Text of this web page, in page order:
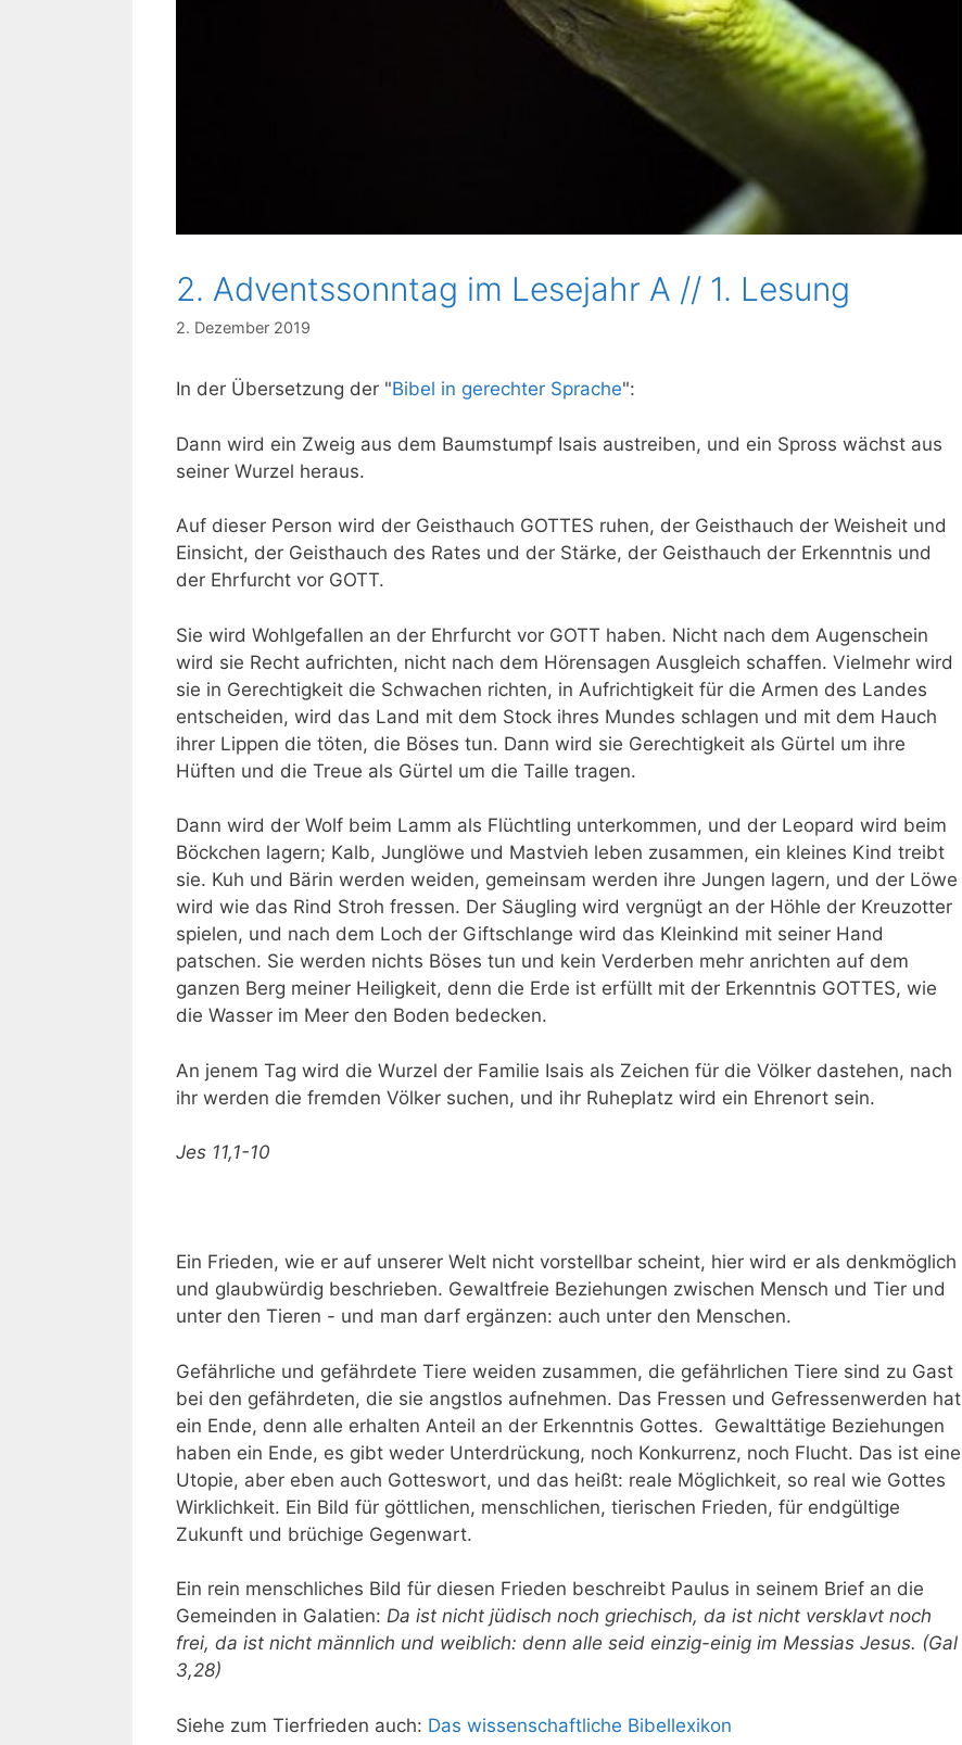
2. Adventssonntag im Lesejahr A // 1. Lesung
2. Dezember 2019
In der Übersetzung der "Bibel in gerechter Sprache":
Dann wird ein Zweig aus dem Baumstumpf Isais austreiben, und ein Spross wächst aus
seiner Wurzel heraus.
Auf dieser Person wird der Geisthauch GOTTES ruhen, der Geisthauch der Weisheit und
Einsicht, der Geisthauch des Rates und der Stärke, der Geisthauch der Erkenntnis und
der Ehrfurcht vor GOTT.
Sie wird Wohlgefallen an der Ehrfurcht vor GOTT haben. Nicht nach dem Augenschein
wird sie Recht aufrichten, nicht nach dem Hörensagen Ausgleich schaffen. Vielmehr wird
sie in Gerechtigkeit die Schwachen richten, in Aufrichtigkeit für die Armen des Landes
entscheiden, wird das Land mit dem Stock ihres Mundes schlagen und mit dem Hauch
ihrer Lippen die töten, die Böses tun. Dann wird sie Gerechtigkeit als Gürtel um ihre
Hüften und die Treue als Gürtel um die Taille tragen.
Dann wird der Wolf beim Lamm als Flüchtling unterkommen, und der Leopard wird beim
Böckchen lagern; Kalb, Junglöwe und Mastvieh leben zusammen, ein kleines Kind treibt
sie. Kuh und Bärin werden weiden, gemeinsam werden ihre Jungen lagern, und der Löwe
wird wie das Rind Stroh fressen. Der Säugling wird vergnügt an der Höhle der Kreuzotter
spielen, und nach dem Loch der Giftschlange wird das Kleinkind mit seiner Hand
patschen. Sie werden nichts Böses tun und kein Verderben mehr anrichten auf dem
ganzen Berg meiner Heiligkeit, denn die Erde ist erfüllt mit der Erkenntnis GOTTES, wie
die Wasser im Meer den Boden bedecken.
An jenem Tag wird die Wurzel der Familie Isais als Zeichen für die Völker dastehen, nach
ihr werden die fremden Völker suchen, und ihr Ruheplatz wird ein Ehrenort sein.
Jes 11,1-10
Ein Frieden, wie er auf unserer Welt nicht vorstellbar scheint, hier wird er als denkmöglich
und glaubwürdig beschrieben. Gewaltfreie Beziehungen zwischen Mensch und Tier und
unter den Tieren - und man darf ergänzen: auch unter den Menschen.
Gefährliche und gefährdete Tiere weiden zusammen, die gefährlichen Tiere sind zu Gast
bei den gefährdeten, die sie angstlos aufnehmen. Das Fressen und Gefressenwerden hat
ein Ende, denn alle erhalten Anteil an der Erkenntnis Gottes. Gewalttätige Beziehungen
haben ein Ende, es gibt weder Unterdrückung, noch Konkurrenz, noch Flucht. Das ist eine
Utopie, aber eben auch Gotteswort, und das heißt: reale Möglichkeit, so real wie Gottes
Wirklichkeit. Ein Bild für göttlichen, menschlichen, tierischen Frieden, für endgültige
Zukunft und brüchige Gegenwart.
Ein rein menschliches Bild für diesen Frieden beschreibt Paulus in seinem Brief an die
Gemeinden in Galatien: Da ist nicht jüdisch noch griechisch, da ist nicht versklavt noch
frei, da ist nicht männlich und weiblich: denn alle seid einzig-einig im Messias Jesus. (Gal
3,28)
Siehe zum Tierfrieden auch: Das wissenschaftliche Bibellexikon